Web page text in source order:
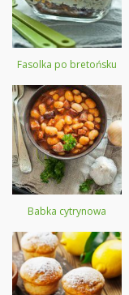
Fasolka po bretońsku
Babka cytrynowa